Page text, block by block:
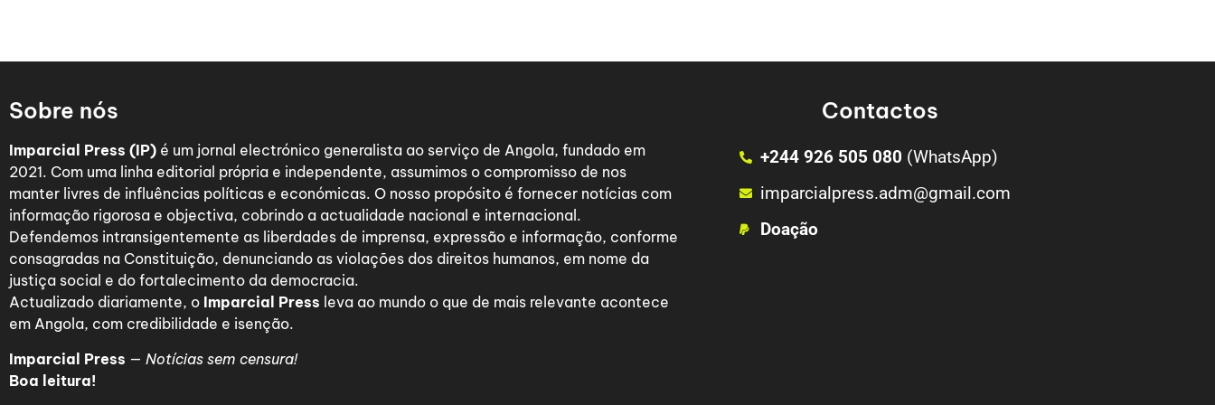
Sobre nós
Imparcial Press (IP) é um jornal electrónico generalista ao serviço de Angola, fundado em
2021. Com uma linha editorial própria e independente, assumimos o compromisso de nos
manter livres de influências políticas e económicas. O nosso propósito é fornecer notícias com
informação rigorosa e objectiva, cobrindo a actualidade nacional e internacional.
Defendemos intransigentemente as liberdades de imprensa, expressão e informação, conforme
consagradas na Constituição, denunciando as violações dos direitos humanos, em nome da
justiça social e do fortalecimento da democracia.
Actualizado diariamente, o Imparcial Press leva ao mundo o que de mais relevante acontece
em Angola, com credibilidade e isenção.
Imparcial Press — Notícias sem censura!
Boa leitura!
Contactos
+244 926 505 080 (WhatsApp)
imparcialpress.adm@gmail.com
Doação